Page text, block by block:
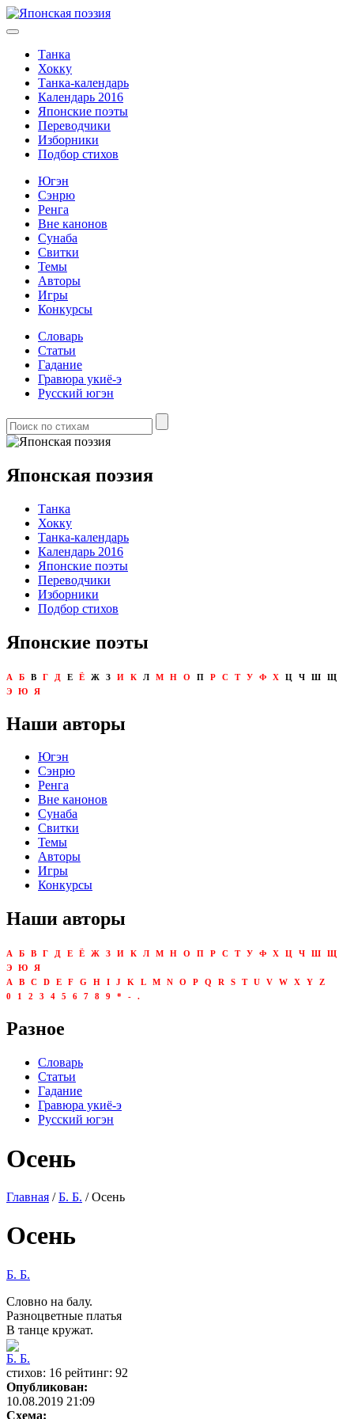
Танка
Хокку
Танка-календарь
Календарь 2016
Японские поэты
Переводчики
Изборники
Подбор стихов
Югэн
Сэнрю
Ренга
Вне канонов
Сунаба
Свитки
Темы
Авторы
Игры
Конкурсы
Словарь
Статьи
Гадание
Гравюра укиё-э
Русский югэн
Японская поэзия
Танка
Хокку
Танка-календарь
Календарь 2016
Японские поэты
Переводчики
Изборники
Подбор стихов
Японские поэты
А Б В Г Д Е Ё Ж З И К Л М Н О П Р С Т У Ф Х Ц Ч Ш
Щ
Э
Ю Я
Наши авторы
Югэн
Сэнрю
Ренга
Вне канонов
Сунаба
Свитки
Темы
Авторы
Игры
Конкурсы
Наши авторы
А Б В Г Д Е Ё Ж З И К Л М Н О П Р С Т У Ф Х Ц Ч Ш
Щ
Э
Ю
Я
A
B C D E F G H I J K L M N O P Q R S T U V W X Y
Z
0
1 2 3 4 5 6 7 8 9 * - .
Разное
Словарь
Статьи
Гадание
Гравюра укиё-э
Русский югэн
Осень
Главная /Б. Б. / Осень
Осень
Б. Б.
Словно на балу.
Разноцветные платья
В танце кружат.
Б. Б.
cтихов: 16 рейтинг: 92
Опубликован:
10.08.2019 21:09
Схема: